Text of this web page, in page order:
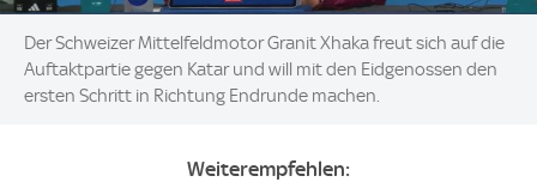
Der Schweizer Mittelfeldmotor Granit Xhaka freut sich auf die
Auftaktpartie gegen Katar und will mit den Eidgenossen den
ersten Schritt in Richtung Endrunde machen.
Weiterempfehlen: